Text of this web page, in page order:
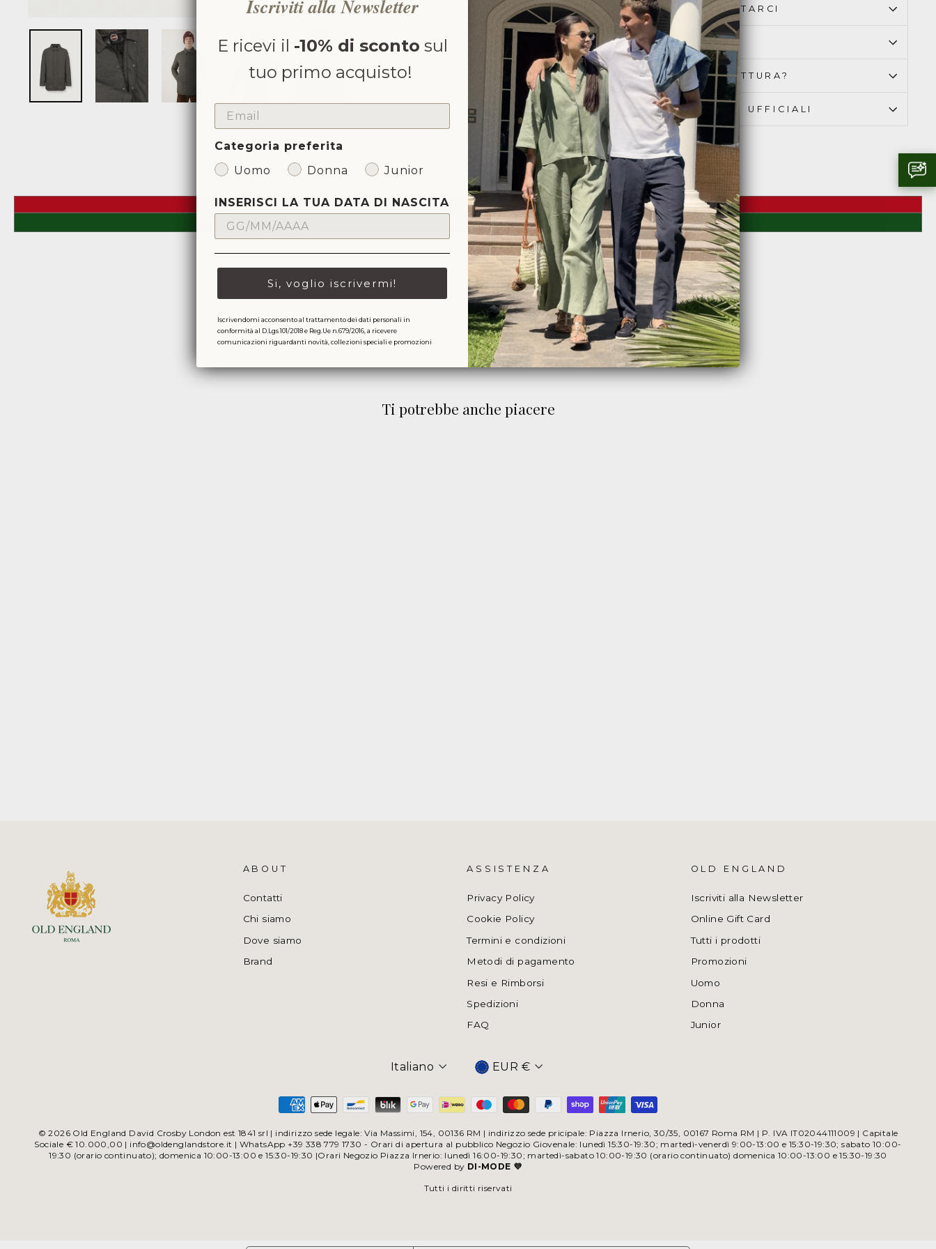
COME PUOI CONTATTARCI
CONSEGNA & RESO
HAI BISOGNO DI FATTURA?
SIAMO RIVENDITORI UFFICIALI
Ti potrebbe anche piacere
ABOUT
Contatti
Chi siamo
Dove siamo
Brand
ASSISTENZA
Privacy Policy
Cookie Policy
Termini e condizioni
Metodi di pagamento
Resi e Rimborsi
Spedizioni
FAQ
OLD ENGLAND
Iscriviti alla Newsletter
Online Gift Card
Tutti i prodotti
Promozioni
Uomo
Donna
Junior
Italiano Valuta
EUR €
© 2026 Old England David Crosby London est 1841 srl | indirizzo sede legale: Via Massimi, 154, 00136 RM | indirizzo sede pricipale: Piazza Irnerio, 30/35, 00167 Roma RM | P. IVA IT02044111009 | Capitale
Sociale € 10.000,00 | info@oldenglandstore.it | WhatsApp +39 338 779 1730 - Orari di apertura al pubblico Negozio Giovenale: lunedì 15:30-19:30; martedì-venerdì 9:00-13:00 e 15:30-19:30; sabato 10:00-
19:30 (orario continuato); domenica 10:00-13:00 e 15:30-19:30 |Orari Negozio Piazza Irnerio: lunedì 16:00-19:30; martedì-sabato 10:00-19:30 (orario continuato) domenica 10:00-13:00 e 15:30-19:30
Powered by DI-MODE 💜
Tutti i diritti riservati
Iscriviti alla Newsletter
E ricevi il -10% di sconto sul
tuo primo acquisto!
EMAIL
Categoria preferita
Uomo
Donna Junior
INSERISCI LA TUA DATA DI NASCITA
Si, voglio iscrivermi!
Iscrivendomi acconsento al trattamento dei dati personali in
conformità al D.Lgs 101/2018 e Reg.Ue n.679/2016, a ricevere
comunicazioni riguardanti novità, collezioni speciali e promozioni